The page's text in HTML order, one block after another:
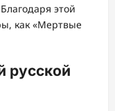
этой
как «Мертвые
русской